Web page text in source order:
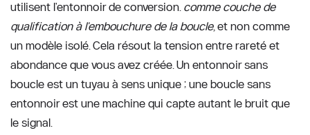
utilisent l'entonnoir de conversion. comme couche de
qualification à l'embouchure de la boucle, et non comme
un modèle isolé. Cela résout la tension entre rareté et
abondance que vous avez créée. Un entonnoir sans
boucle est un tuyau à sens unique ; une boucle sans
entonnoir est une machine qui capte autant le bruit que
le signal.